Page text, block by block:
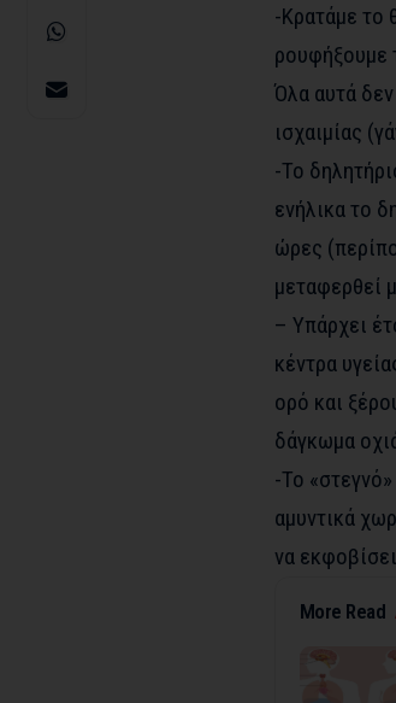
-Κρατάμε το
ρουφήξουμε
Όλα αυτά
ισχαιμίας
-Το
ενήλικα το
ώρες
μεταφερθεί
– Υπάρχει
κέντρα
ορό και
δάγκωμα
-Το
αμυντικά
να
More Read